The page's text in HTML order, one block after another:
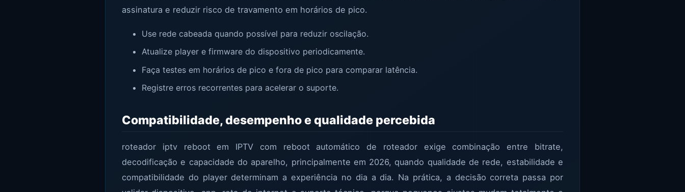
assinatura e reduzir risco de travamento em horários de pico.
Use rede cabeada quando possível para reduzir oscilação.
Atualize player e firmware do dispositivo periodicamente.
Faça testes em horários de pico e fora de pico para comparar latência.
Registre erros recorrentes para acelerar o suporte.
Compatibilidade, desempenho e qualidade percebida
roteador iptv reboot em IPTV com reboot automático de roteador exige combinação entre bitrate,
decodificação e capacidade do aparelho, principalmente em 2026, quando qualidade de rede, estabilidade e
compatibilidade do player determinam a experiência no dia a dia. Na prática, a decisão correta passa por